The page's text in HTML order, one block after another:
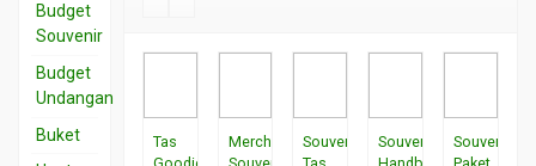
Tas
MerchandiseSouvenir
Souvenir
Souvenir
Budget
Souvenir
Souvenir
<
Budget
Undangan
Undangan
Buket